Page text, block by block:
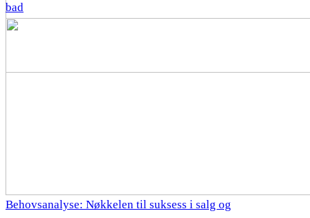
bad
Behovsanalyse: Nøkkelen til suksess i salg og